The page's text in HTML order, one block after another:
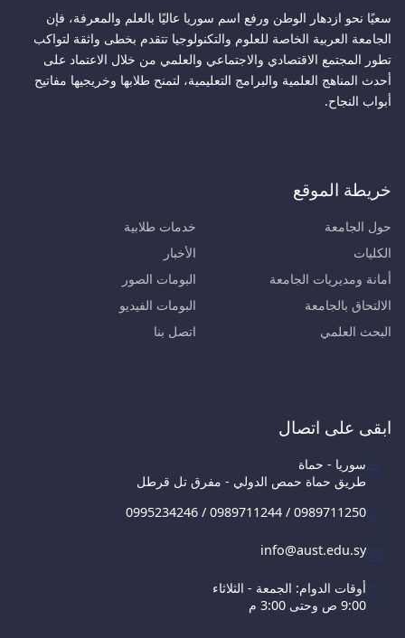
سعيًا نحو ازدهار الوطن ورفع اسم سوريا عاليًا بالعلم والمعرفة، فإن
الجامعة العربية الخاصة للعلوم والتكنولوجيا تتقدم بخطى واثقة لتواكب
تطور المجتمع الاقتصادي والاجتماعي والعلمي من خلال الاعتماد على
أحدث المناهج العلمية والبرامج التعليمية، لتمنح طلابها وخريجيها مفاتيح
أبواب النجاح.
خريطة الموقع
حول الجامعة
الكليات
أمانة ومديريات الجامعة
الالتحاق بالجامعة
البحث العلمي
خدمات طلابية
الأخبار
البومات الصور
البومات الفيديو
اتصل بنا
ابقى على اتصال
سوريا - حماة
طريق حماة حمص الدولي - مفرق تل قرطل
0995234246 / 0989711244 / 0989711250
info@aust.edu.sy
أوقات الدوام: الجمعة - الثلاثاء
9:00 ص وحتى 3:00 م